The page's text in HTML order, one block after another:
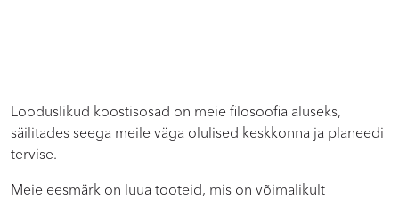
Looduslikud koostisosad on meie filosoofia aluseks,
säilitades seega meile väga olulised keskkonna ja planeedi
tervise.
Meie eesmärk on luua tooteid, mis on võimalikult